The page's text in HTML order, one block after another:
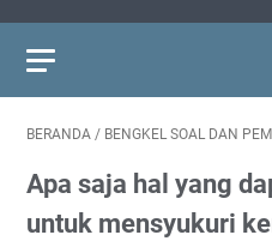
BERANDA / BENGKEL SOAL DAN
Apa saja hal yang
untuk mensyukuri